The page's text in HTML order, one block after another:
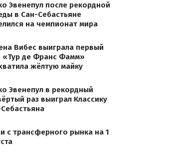
Эвенепул после рекордной
в Сан-Себастьяне
на чемпионат мира
Вибес выиграла первый
«Тур де Франс Фамм»
жёлтую майку
Эвенепул в рекордный
раз выиграл Классику
с трансферного рынка на 1